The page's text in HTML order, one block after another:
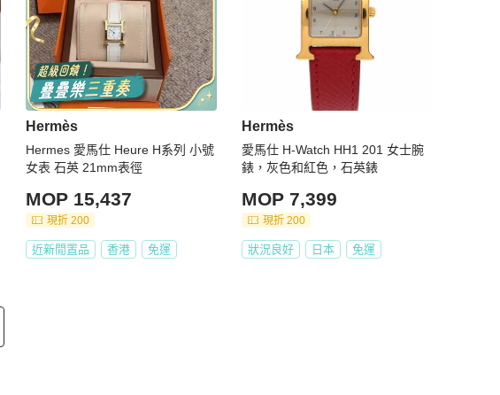
Hermès
Hermes 愛馬仕 Heure H系列 小號
女表 石英 21mm表徑
MOP 15,437
現折 200
近新閒置品 香港 免運
Hermès
愛馬仕 H-Watch HH1 201 女士腕
錶，灰色和紅色，石英錶
MOP 7,399
現折 200
狀況良好 日本 免運